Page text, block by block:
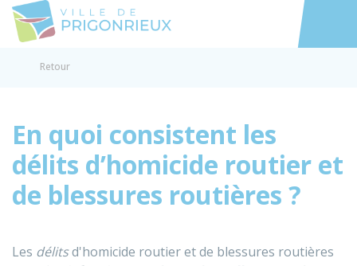
Accéder
Retour
En quoi consistent les
délits d’homicide routier et
de blessures routières ?
Les délitsd'homicide routier et de blessures routières